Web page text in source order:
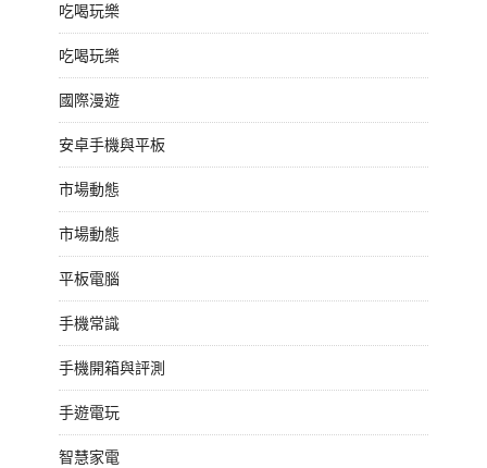
吃喝玩樂
吃喝玩樂
國際漫遊
安卓手機與平板
市場動態
市場動態
平板電腦
手機常識
手機開箱與評測
手遊電玩
智慧家電